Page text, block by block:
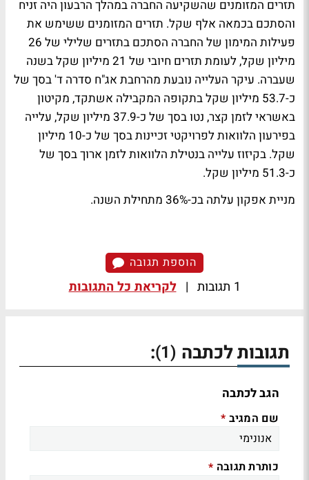
תזרים המזומנים שהשקיעה החברה במהלך הרבעון היה זניח
והסתכם בכמאה אלף שקל. תזרים המזומנים ששימש את
פעילות המימון של החברה הסתכם בתזרים שלילי של 26
מיליון שקל, לעומת תזרים חיובי של 21 מיליון שקל בשנה
שעברה. עיקר העלייה נובעת מהרחבת אג"ח סדרה ד' בסך של
כ-53.7 מיליון שקל בתקופה המקבילה אשתקד, מקיטון
באשראי לזמן קצר, נטו בסך של כ-37.9 מיליון שקל, עלייה
בפירעון הלוואות לפרויקטי זכיינות בסך של כ-10 מיליון
שקל. בקיזוז עלייה בנטילת הלוואות לזמן ארוך בסך של
כ-51.3 מיליון שקל.
מניית אפקון עלתה בכ-36% מתחילת השנה.
הוספת תגובה
1 תגובות | לקריאת כל התגובות
תגובות לכתבה (1)
:
הגב לכתבה
שם המגיב *
כותרת תגובה *